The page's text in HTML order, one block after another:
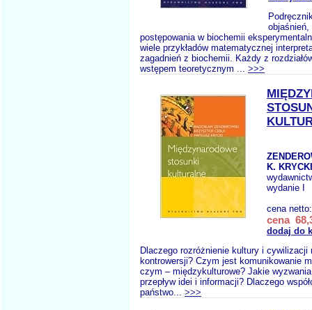
postępowania w biochemii
wiele przykładów matematycznej
zagadnień z biochemii. Każdy z
wstępem teoretycznym ... >>>
K.
wydanie I
cena
cena
dodaj do
Dlaczego rozróżnienie kultury i cywilizacji
kontrowersji? Czym jest komunikowanie
czym – międzykulturowe? Jakie
przepływ idei i informacji? Dlaczego
państwo... >>>